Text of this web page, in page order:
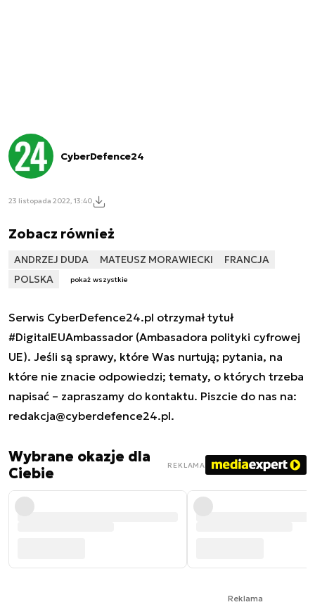
CyberDefence24
23 listopada 2022, 13:40
Zobacz również
ANDRZEJ DUDA MATEUSZ MORAWIECKI
FRANCJA
POLSKA
pokaż wszystkie
Serwis CyberDefence24.pl otrzymał tytuł
#DigitalEUAmbassador (Ambasadora polityki cyfrowej
UE). Jeśli są sprawy, które Was nurtują; pytania, na
które nie znacie odpowiedzi; tematy, o których trzeba
napisać – zapraszamy do kontaktu. Piszcie do nas na:
redakcja@cyberdefence24.pl.
Wybrane okazje dla
Ciebie
REKLAMA
Reklama